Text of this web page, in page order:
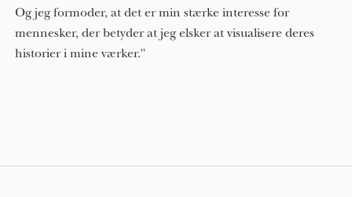
Og jeg formoder, at det er min stærke interesse for
mennesker, der betyder at jeg elsker at visualisere deres
historier i mine værker."